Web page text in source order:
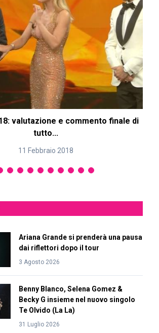
valutazione e commento finale di
tutto...
11 Febbraio 2018
Ariana Grande si prenderà una pausa
dai riflettori dopo il tour
3 Agosto 2026
Benny Blanco, Selena Gomez &
Becky G insieme nel nuovo singolo
Te Olvido (La La)
31 Luglio 2026